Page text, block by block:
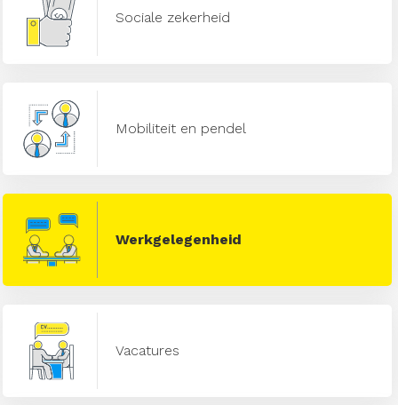
Sociale zekerheid
Mobiliteit en pendel
Werkgelegenheid
Vacatures